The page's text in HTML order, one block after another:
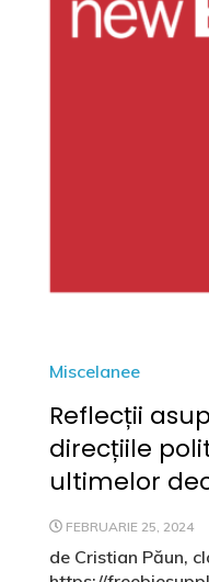
Miscelanee
Reflecții
direcțiile
ultimelor
FEBRUARIE 25, 2024
de Cristian Păun,